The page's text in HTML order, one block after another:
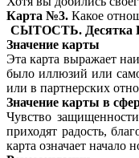
Карта №3. Какое
СЫТОСТЬ. Десятка
Значение карты
Эта карта выражает
было иллюзий или
или в партнерских
Значение карты в
Чувство
приходят радость,
карта означает начало